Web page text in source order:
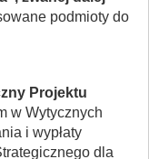
podmioty do
Projektu
w Wytycznych
i wypłaty
dla